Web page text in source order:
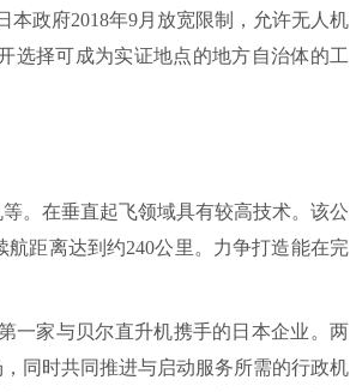
政府2018年9月放宽限制，允许无人机
选择可成为实证地点的地方自治体的工
。在垂直起飞领域具有较高技术。该公
航距离达到约240公里。力争打造能在完
家与贝尔直升机携手的日本企业。两
同时共同推进与启动服务所需的行政机